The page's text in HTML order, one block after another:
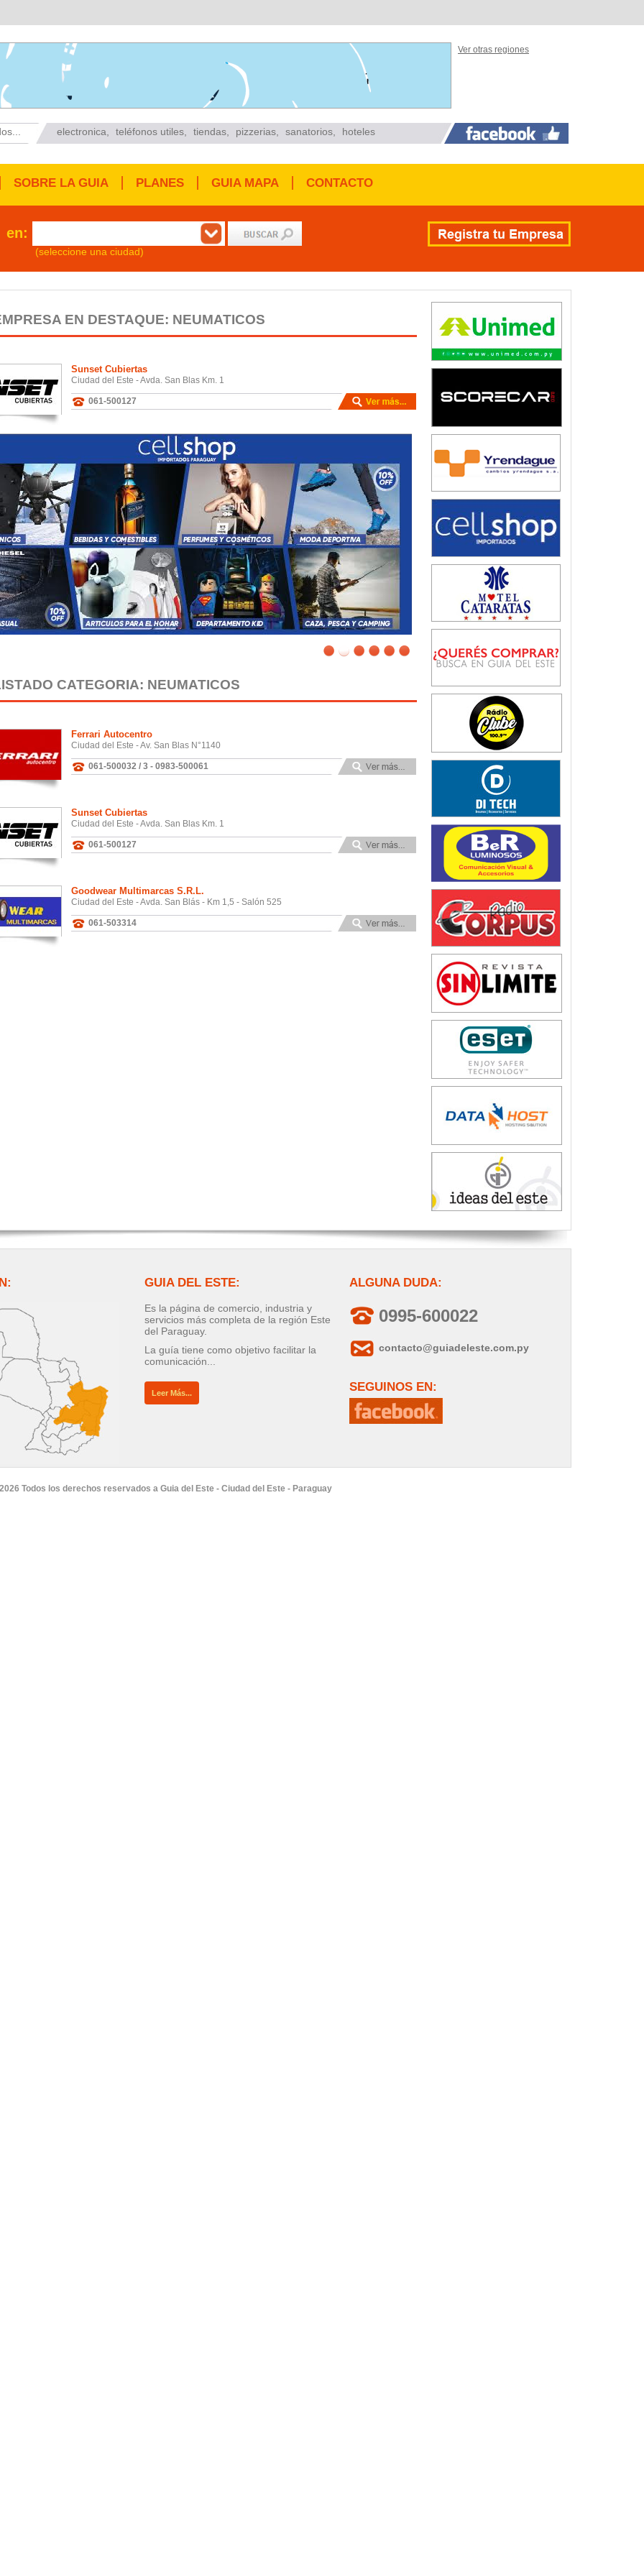
Ver otras regiones
electronica teléfonos utiles tiendas pizzerias sanatorios hoteles
SOBRE LA GUIA PLANES GUIA MAPA CONTACTO
en:
(seleccione una ciudad)
EN DESTAQUE: NEUMATICOS
Sunset Cubiertas
Ciudad del Este - Avda. San Blas Km. 1
061-500127
CATEGORIA: NEUMATICOS
Ferrari Autocentro
Ciudad del Este - Av. San Blas N°1140
061-500032 / 3 - 0983-500061
Sunset Cubiertas
Ciudad del Este - Avda. San Blas Km. 1
061-500127
Goodwear Multimarcas S.R.L.
Ciudad del Este - Avda. San Blás - Km 1,5 - Salón 525
061-503314
GUIA DEL ESTE:
Es la página de comercio, industria y
servicios más completa de la región Este
del Paraguay.
La guía tiene como objetivo facilitar la
comunicación...
Leer Más...
ALGUNA DUDA:
0995-600022
contacto@guiadeleste.com.py
SEGUINOS EN:
Todos los derechos reservados a Guia del Este - Ciudad del Este - Paraguay